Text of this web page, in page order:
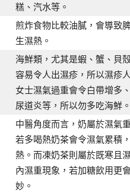
糕、汽水等。
煎炸食物比較油膩，會導致
生濕熱。
海鮮類，尤其是蝦、蟹、貝
容易令人出濕疹，所以濕疹
女士濕氣過重會令白帶增多
尿道炎等，所以勿多吃海鮮。
中醫角度而言，奶屬於濕氣
若多喝熱奶茶會令濕氣累積
熱。而凍奶茶則屬於既寒且
內濕重現象，若加糖飲用更
妙。